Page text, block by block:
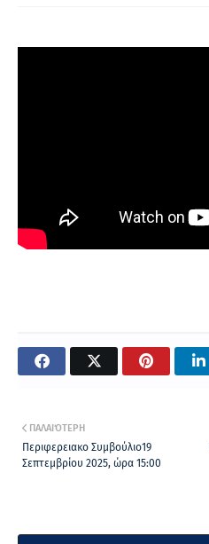
ΠΑΛΑΙΌΤΕΡΗ
Περιφερειακο Συμβούλιο19
Σεπτεμβρίου 2025, ώρα 15:00